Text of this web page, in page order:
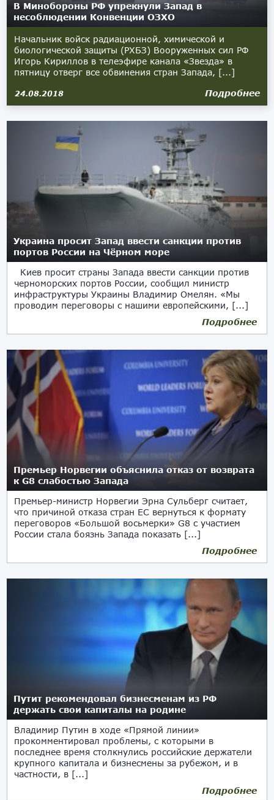
В Минобороны РФ упрекнули Запад в
несоблюдении Конвенции ОЗХО
Начальник войск радиационной, химической и
биологической защиты (РХБЗ) Вооруженных сил РФ
Игорь Кириллов в телеэфире канала «Звезда» в
пятницу отверг все обвинения стран Запада, [...]
24.08.2018 Подробнее
Украина просит Запад ввести санкции против
портов России на Чёрном море
Киев просит страны Запада ввести санкции против
черноморских портов России, сообщил министр
инфраструктуры Украины Владимир Омелян. «Мы
проводим переговоры с нашими европейскими, [...]
Подробнее
Премьер Норвегии объяснила отказ от возврата
к G8 слабостью Запада
Премьер-министр Норвегии Эрна Сульберг считает,
что причиной отказа стран ЕС вернуться к формату
переговоров «Большой восьмерки» G8 с участием
России стала боязнь Запада показать [...]
Подробнее
Путит рекомендовал бизнесменам из РФ
держать свои капиталы на родине
Владимир Путин в ходе «Прямой линии»
прокомментировал проблемы, с которыми в
последнее время столкнулись российские держатели
крупного капитала и бизнесмены за рубежом, и в
частности, в [...]
Подробнее